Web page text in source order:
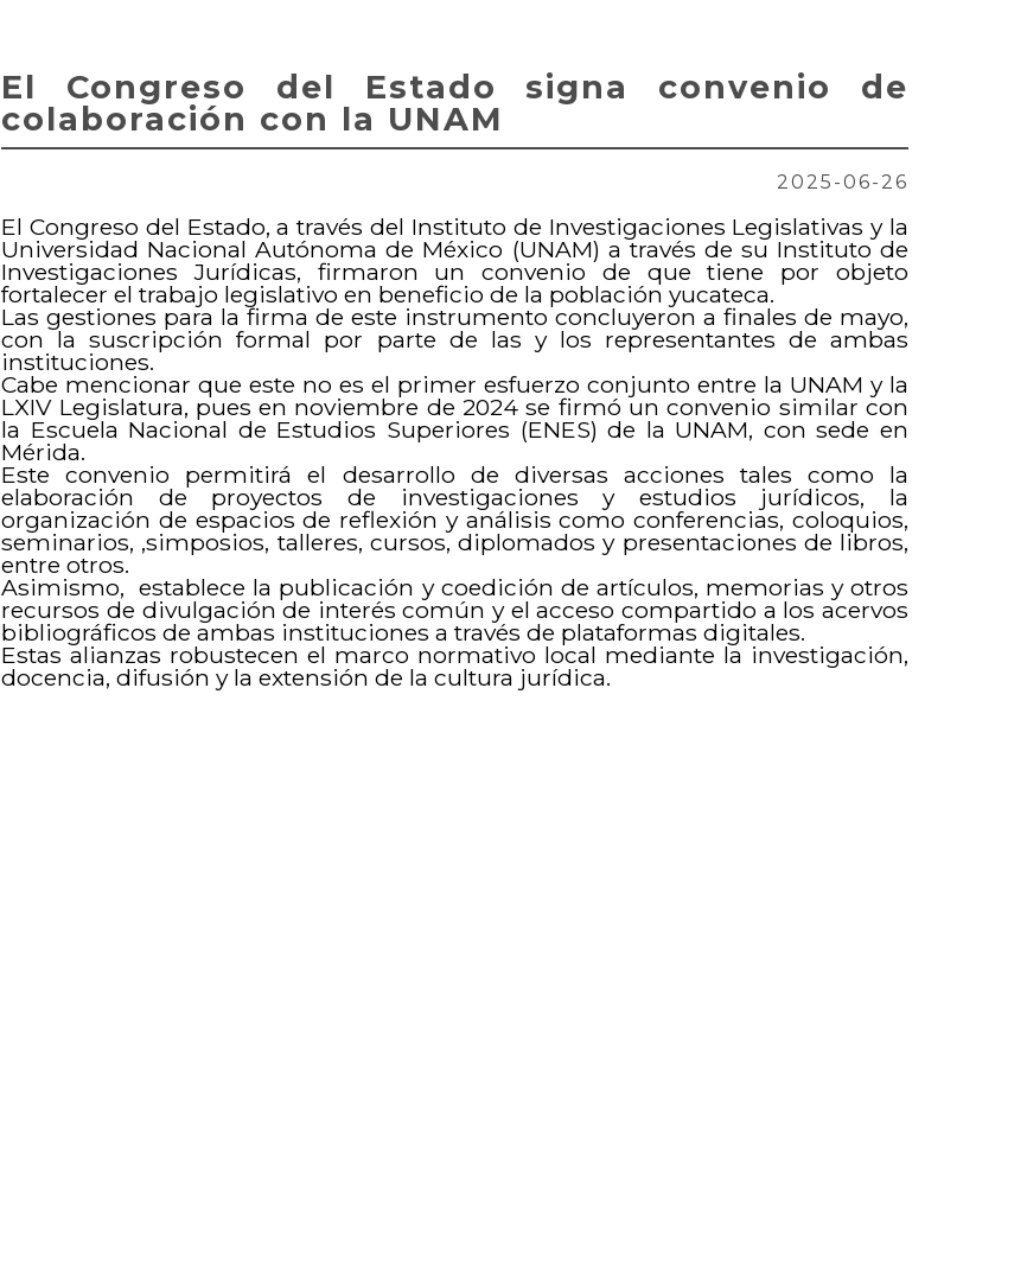
El Congreso del Estado signa convenio de
colaboración con la UNAM
2025-06-26
El Congreso del Estado, a través del Instituto de Investigaciones Legislativas y la
Universidad Nacional Autónoma de México (UNAM) a través de su Instituto de
Investigaciones Jurídicas, firmaron un convenio de que tiene por objeto
fortalecer el trabajo legislativo en beneficio de la población yucateca.
Las gestiones para la firma de este instrumento concluyeron a finales de mayo,
con la suscripción formal por parte de las y los representantes de ambas
instituciones.
Cabe mencionar que este no es el primer esfuerzo conjunto entre la UNAM y la
LXIV Legislatura, pues en noviembre de 2024 se firmó un convenio similar con
la Escuela Nacional de Estudios Superiores (ENES) de la UNAM, con sede en
Mérida.
Este convenio permitirá el desarrollo de diversas acciones tales como la
elaboración de proyectos de investigaciones y estudios jurídicos, la
organización de espacios de reflexión y análisis como conferencias, coloquios,
seminarios, ,simposios, talleres, cursos, diplomados y presentaciones de libros,
entre otros.
Asimismo, establece la publicación y coedición de artículos, memorias y otros
recursos de divulgación de interés común y el acceso compartido a los acervos
bibliográficos de ambas instituciones a través de plataformas digitales.
Estas alianzas robustecen el marco normativo local mediante la investigación,
docencia, difusión y la extensión de la cultura jurídica.